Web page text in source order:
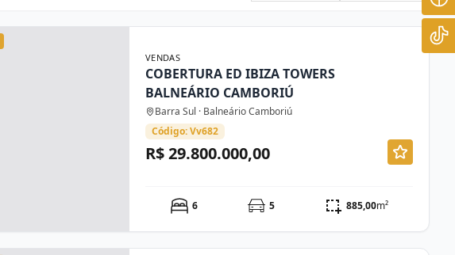
VENDAS
COBERTURA ED IBIZA TOWERS
BALNEÁRIO CAMBORIÚ
Barra Sul · Balneário Camboriú
Código: Vv682
R$ 29.800.000,00
6 5 885,00m²